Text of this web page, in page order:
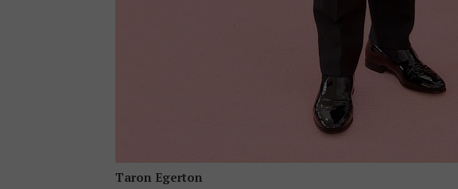
Taron Egerton